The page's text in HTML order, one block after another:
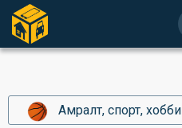
Амралт, спорт, хобби